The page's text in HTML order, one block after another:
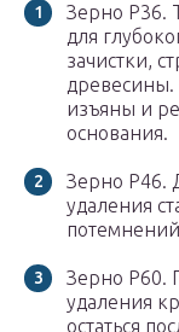
Зерно Р36.
для
зачистки,
древесины.
изъяны и
основания.
Зерно Р46.
удаления
Зерно Р60.
удаления
остаться